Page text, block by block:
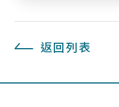
返回列表